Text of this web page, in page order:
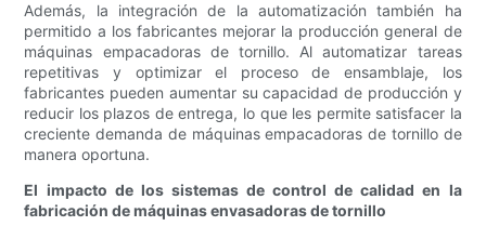
Además, la integración de la automatización también ha
permitido a los fabricantes mejorar la producción general de
máquinas empacadoras de tornillo. Al automatizar tareas
repetitivas y optimizar el proceso de ensamblaje, los
fabricantes pueden aumentar su capacidad de producción y
reducir los plazos de entrega, lo que les permite satisfacer la
creciente demanda de máquinas empacadoras de tornillo de
manera oportuna.
El impacto de los sistemas de control de calidad en la
fabricación de máquinas envasadoras de tornillo